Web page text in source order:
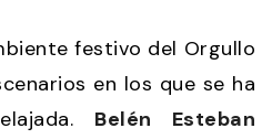
festivo del Orgullo
en los que se ha
Belén Esteban